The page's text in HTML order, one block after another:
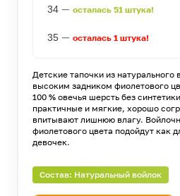
34— осталась 51 штука!
35— осталась 1 штука!
Детские тапочки из натурального
высоким задником фиолетового
100 % овечья шерсть без
практичные и мягкие, хорошо
впитывают лишнюю влагу.
фиолетового цвета подойдут как
девочек.
Состав: Натуральный войлок